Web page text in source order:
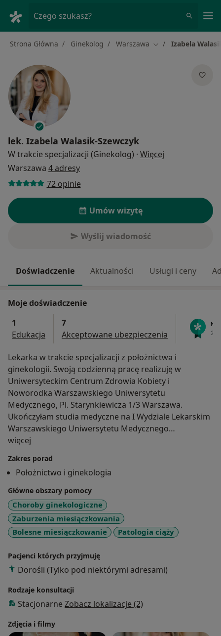
Czego szukasz?
Strona Główna Ginekolog Warszawa Zmień miasto
Izabela
lek. Izabela Walasik-Szewczyk
W trakcie specjalizacji (Ginekolog) · Więcej
Warszawa 4 adresy
72 opinie
Umów wizytę
Wyślij wiadomość
Doświadczenie Aktualności Usługi i ceny
Moje doświadczenie
1
Edukacja
7
Akceptowane ubezpieczenia
Lekarka w trakcie specjalizacji z położnictwa i
ginekologii. Swoją codzienną pracę realizuję w
Uniwersyteckim Centrum Zdrowia Kobiety i
Noworodka Warszawskiego Uniwersytetu
Medycznego, Pl. Starynkiewicza 1/3 Warszawa.
Ukończyłam studia medyczne na I Wydziale Lekarskim
Warszawskiego Uniwersytetu Medycznego
Położnictwa i Ginekologii WUM. W ramach mojej pracy
naukowej zajmuję się przede wszystkim tematyką
powikłań ciąż wielopłodowych.
Uczestniczka licznych konferencji naukowych
krajowych i zagranicznych z zakresu położnictwa,
ginekologii, perinatologii oraz ultrasonografii.
ultrasonografia.
Płodowej (Fetal Medicine Foundation).
Należę do Polskiego Towarzystwa Ginekologów i
Położników.
więcej
Zakres porad
Położnictwo i ginekologia
Główne obszary pomocy
Choroby ginekologiczne
Zaburzenia miesiączkowania
Bolesne miesiączkowanie
Patologia ciąży
Pacjenci których przyjmuję
Dorośli (Tylko pod niektórymi adresami)
Rodzaje konsultacji
Stacjonarne Zobacz lokalizacje (2)
Zdjęcia i filmy